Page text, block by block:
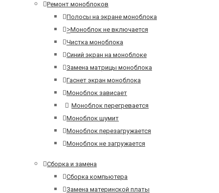
Ремонт моноблоков
Полосы на экране моноблока
>Моноблок не включается
Чистка моноблока
Синий экран на моноблоке
Замена матрицы моноблока
Гаснет экран моноблока
Моноблок зависает
Моноблок перегревается
Моноблок шумит
Моноблок перезагружается
Моноблок не загружается
Сборка и замена
Сборка компьютера
Замена материнской платы